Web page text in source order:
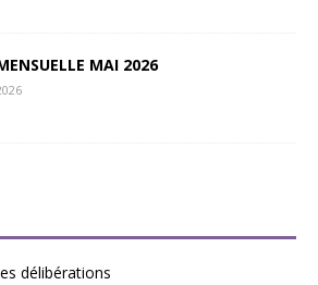
MAI 2026
délibérations